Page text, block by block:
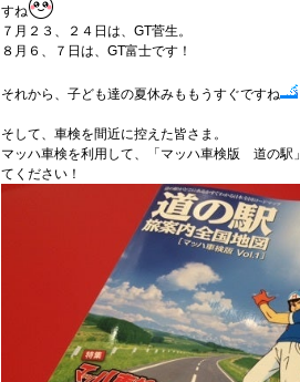
すね
７月２３、２４日は、 GT菅生。
８月６、７日は、 GT富士です！
それから、子ども達の夏休みももうすぐですね
そして、車検を間近に控えた皆さま。
マッハ車検を利用して、「マッハ車検版 道の駅」
てください！